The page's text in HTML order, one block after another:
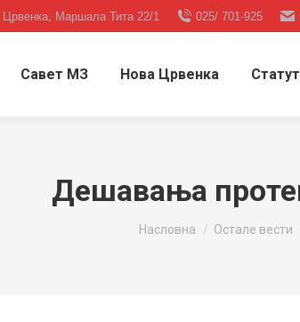
Црвенка, Маршала Тита 22/1 025/ 701-925
Савет МЗ Нова Црвенка
Дешавања
You are here:
Насловна Остале вести